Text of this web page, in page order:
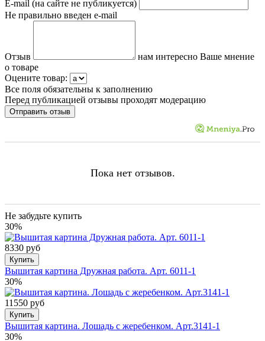
E-mail (на сайте не публикуется)
Не правильно введен e-mail
Отзыв
нам интересно Ваше мнение
о товаре
Оцените товар:
Все поля обязательны к заполнению
Перед публикацией отзывы проходят модерацию
Пока нет отзывов.
Не забудьте купить
30%
8330 руб
Купить
Вышитая картина Дружная работа. Арт. 6011-1
30%
11550 руб
Купить
Вышитая картина. Лошадь с жеребенком. Арт.3141-1
30%